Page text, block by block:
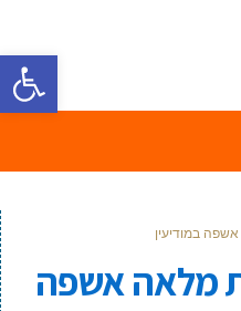
פתח
במודיעין
מלאה אשפה